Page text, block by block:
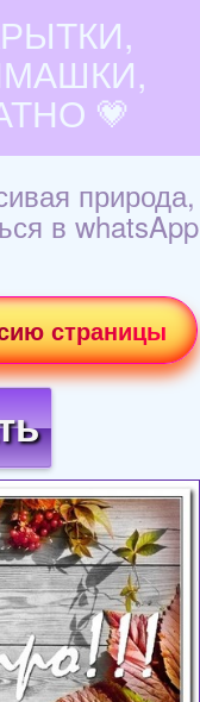
💗
природа,
в whatsApp
страницы